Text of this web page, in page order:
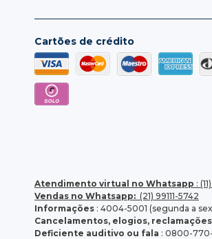
Cartões de crédito
Atendimento virtual no Whatsapp :
Vendas no Whatsapp: (21) 99111-5742
Informações : 4004-5001 (segunda a
Cancelamentos, elogios,
Deficiente auditivo ou fala : 0800-